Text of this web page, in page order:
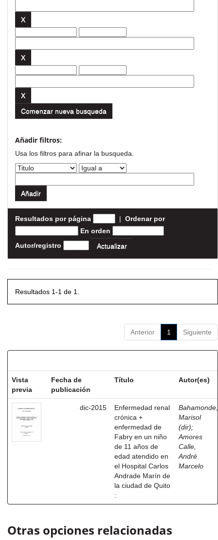
Comenzar nueva busqueda
Añadir filtros:
Usa los filtros para afinar la busqueda.
Resultados por página | Ordenar por
En orden
Autor/registro
Resultados 1-1 de 1.
Anterior 1 Siguiente
Vista
previa
Fecha de
publicación
Título Autor(es)
dic-2015
Enfermedad renal
crónica +
enfermedad de
Fabry en un niño
de 11 años de
edad atendido en
el Hospital Carlos
Andrade Marín de
la ciudad de Quito
:
Bahamonde,
Marisol
(dir);
Amores
Calle,
André
Marcelo
Otras opciones relacionadas